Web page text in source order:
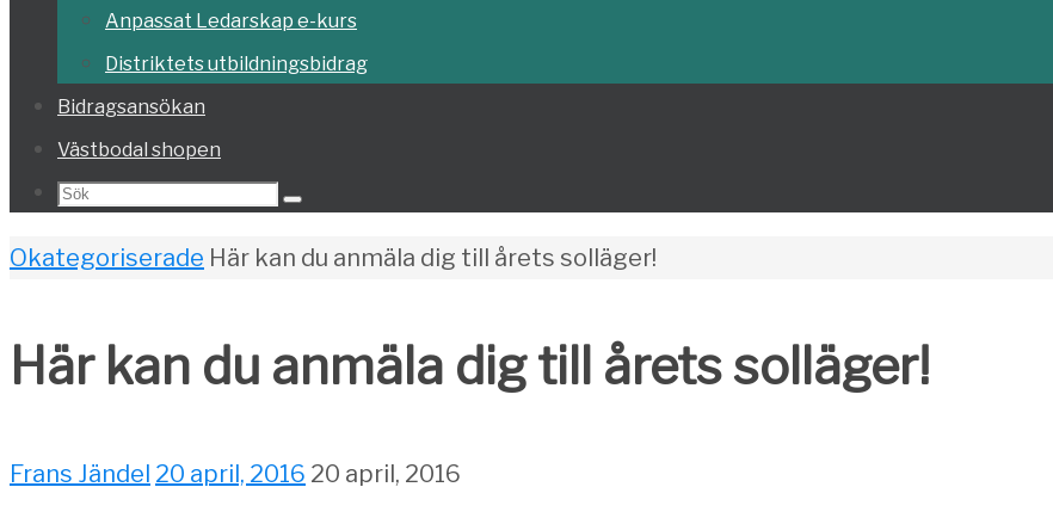
Anpassat Ledarskap e-kurs
Distriktets utbildningsbidrag
Bidragsansökan
Västbodal shopen
Search
Sök
Home
Okategoriserade Här kan du anmäla dig till årets solläger!
Här kan du anmäla dig till årets solläger!
Frans Jändel 20 april, 2016 20 april, 2016